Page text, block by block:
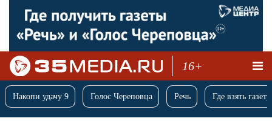
16+
Накопи удачу 9 Голос Череповца Речь Где взять